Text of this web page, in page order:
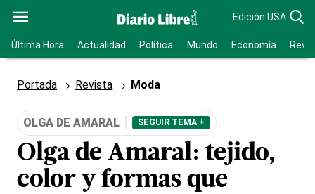
Edición USA
Última Hora Actualidad Política Mundo Economía
Portada Revista Moda
OLGA DE AMARAL SEGUIR TEMA +
Olga de Amaral: tejido,
color y formas que